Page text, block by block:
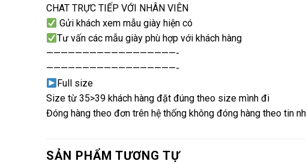
CHAT TRỰC TIẾP VỚI NHÂN VIÊN
Gửi khách xem mẫu giày hiện có
Tư vấn các mẫu giày phù hợp với khách hàng
——————————————————-
——————————————————-
Full size
Size từ 35>39 khách hàng đặt đúng theo size mình đi
Đóng hàng theo đơn trên hệ thống không đóng hàng theo tin
SẢN PHẨM TƯƠNG TỰ